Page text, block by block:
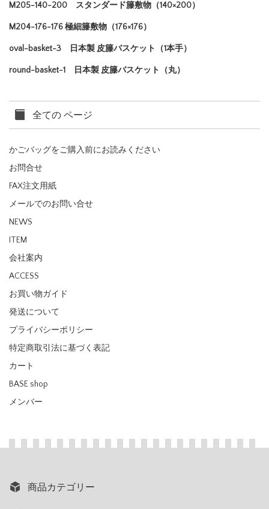
M205-140-200 スタンダード籐敷物（140×200）
M204-176-176 極細籐敷物（176×176）
oval-basket-3 日本製 皮籐バスケット（1本手）
round-basket-1 日本製 皮籐バスケット（丸）
全ての ページ
かごバッグをご購入前にお読みください
お問合せ
FAX注文用紙
メールでのお問い合せ
NEWS
ITEM
会社案内
ACCESS
お買い物ガイド
発送について
プライバシーポリシー
特定商取引法に基づく表記
カート
BASE shop
メンバー
商品カテゴリー